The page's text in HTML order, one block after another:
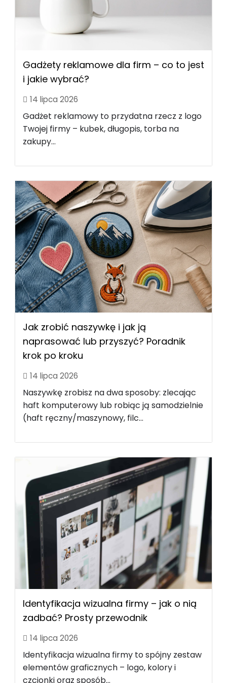
Gadżety reklamowe dla firm – co to jest
i jakie wybrać?
14 lipca 2026
Gadżet reklamowy to przydatna rzecz z logo
Twojej firmy – kubek, długopis, torba na
zakupy...
Jak zrobić naszywkę i jak ją
naprasować lub przyszyć? Poradnik
krok po kroku
14 lipca 2026
Naszywkę zrobisz na dwa sposoby: zlecając
haft komputerowy lub robiąc ją samodzielnie
(haft ręczny/maszynowy, filc...
Identyfikacja wizualna firmy – jak o nią
zadbać? Prosty przewodnik
14 lipca 2026
Identyfikacja wizualna firmy to spójny zestaw
elementów graficznych – logo, kolory i
czcionki oraz sposób...